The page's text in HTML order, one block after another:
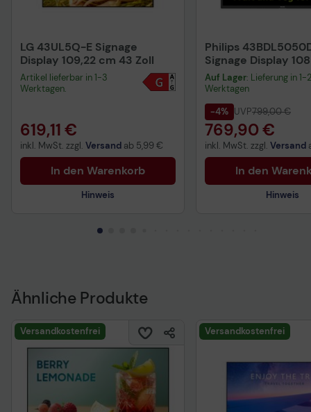
LG 43UL5Q-E Signage
Display 109,22 cm 43 Zoll
Artikel lieferbar in 1-3
Werktagen.
619,11 €
inkl. MwSt. zzgl. Versand ab 5,99 €
In den Warenkorb
Hinweis
Philips
Signage Display
Zoll
Auf Lager: Lieferung in 1-2
Werktagen
-4% UVP799,00 €
769,90 €
inkl. MwSt. zzgl. Versand
In den
Hinweis
Technisches
Ähnliche Produkte
Versandkostenfrei Versandkostenfrei